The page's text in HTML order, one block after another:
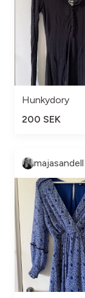
Hunkydory
200 SEK
majasandell